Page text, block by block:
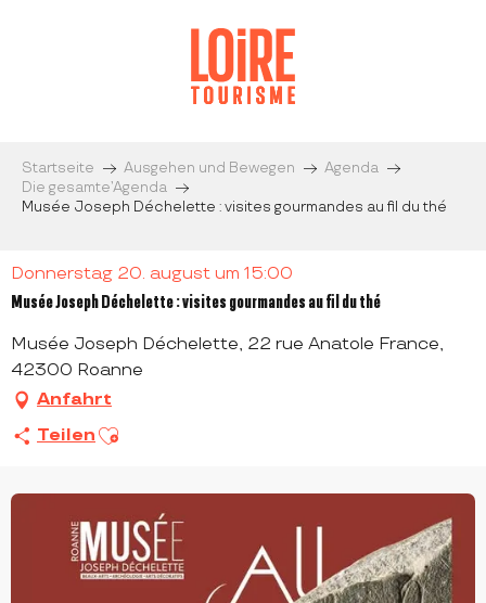
Startseite Ausgehen und Bewegen
Agenda
Die gesamte’Agenda
Musée Joseph Déchelette : visites gourmandes au fil du thé
Donnerstag 20. august um 15:00
Musée Joseph Déchelette : visites gourmandes au fil du thé
Musée Joseph Déchelette, 22 rue Anatole France,
42300 Roanne
Anfahrt
Teilen Ajouter aux favoris